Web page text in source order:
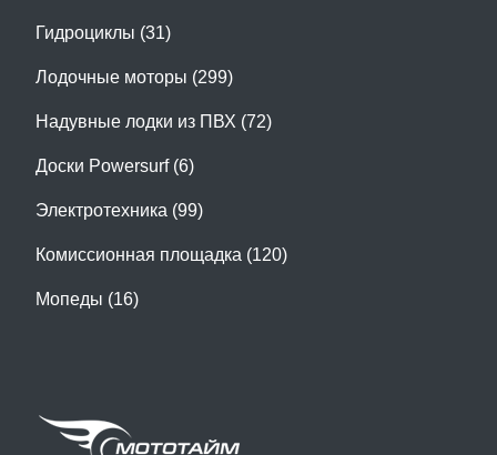
Гидроциклы (31)
Лодочные моторы (299)
Надувные лодки из ПВХ (72)
Доски Powersurf (6)
Электротехника (99)
Комиссионная площадка (120)
Мопеды (16)